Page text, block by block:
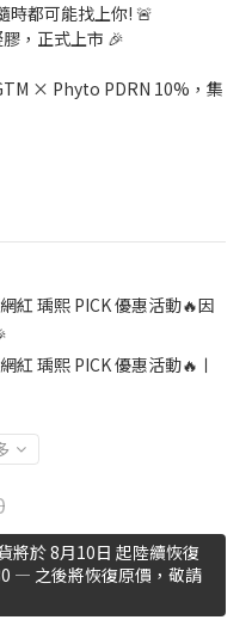
時都可能找上你! 🚨
，正式上市 🎉
× Phyto PDRN 10%，集
紅 瑀熙 PICK 優惠活動🔥因
紅 瑀熙 PICK 優惠活動🔥ㅣ
將於 8月10日 起陸續恢復
— 之後將恢復原價，敬請